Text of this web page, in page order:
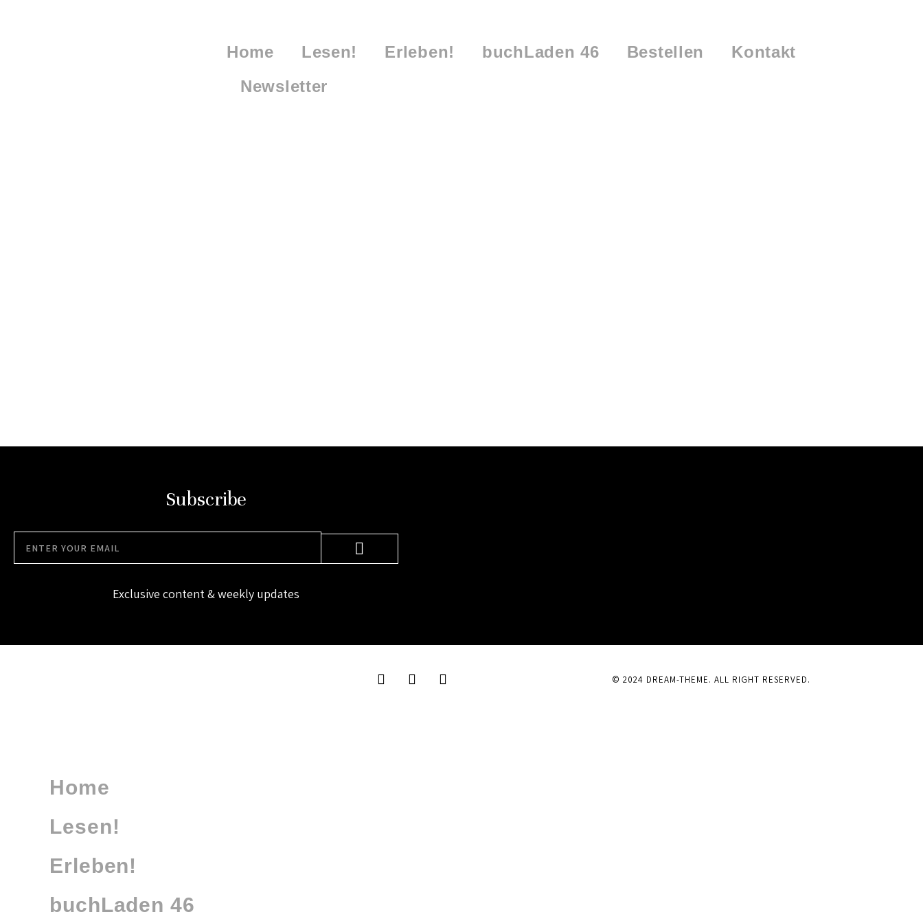
Home Lesen! Erleben! buchLaden 46 Bestellen
Kontakt
Newsletter
Subscribe
Exclusive content & weekly updates
© 2024 DREAM-THEME. ALL RIGHT RESERVED.
Home
Lesen!
Erleben!
buchLaden 46